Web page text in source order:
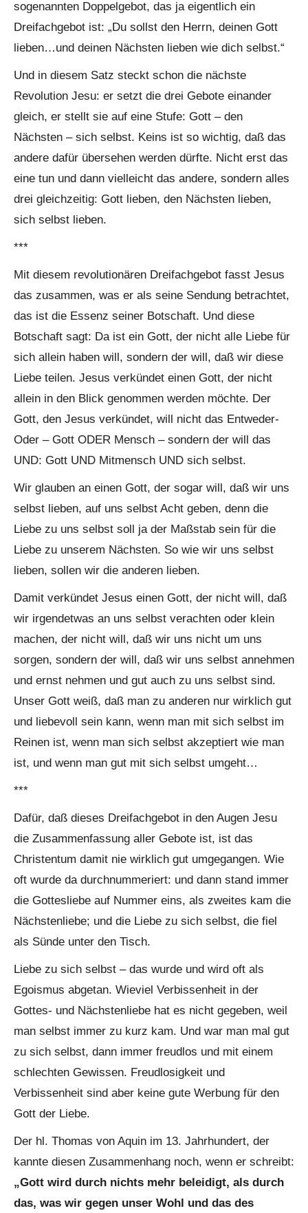
sogenannten Doppelgebot, das ja eigentlich ein
Dreifachgebot ist: „Du sollst den Herrn, deinen Gott
lieben…und deinen Nächsten lieben wie dich selbst.“
Und in diesem Satz steckt schon die nächste
Revolution Jesu: er setzt die drei Gebote einander
gleich, er stellt sie auf eine Stufe: Gott – den
Nächsten – sich selbst. Keins ist so wichtig, daß das
andere dafür übersehen werden dürfte. Nicht erst das
eine tun und dann vielleicht das andere, sondern alles
drei gleichzeitig: Gott lieben, den Nächsten lieben,
sich selbst lieben.
***
Mit diesem revolutionären Dreifachgebot fasst Jesus
das zusammen, was er als seine Sendung betrachtet,
das ist die Essenz seiner Botschaft. Und diese
Botschaft sagt: Da ist ein Gott, der nicht alle Liebe für
sich allein haben will, sondern der will, daß wir diese
Liebe teilen. Jesus verkündet einen Gott, der nicht
allein in den Blick genommen werden möchte. Der
Gott, den Jesus verkündet, will nicht das Entweder-
Oder – Gott ODER Mensch – sondern der will das
UND: Gott UND Mitmensch UND sich selbst.
Wir glauben an einen Gott, der sogar will, daß wir uns
selbst lieben, auf uns selbst Acht geben, denn die
Liebe zu uns selbst soll ja der Maßstab sein für die
Liebe zu unserem Nächsten. So wie wir uns selbst
lieben, sollen wir die anderen lieben.
Damit verkündet Jesus einen Gott, der nicht will, daß
wir irgendetwas an uns selbst verachten oder klein
machen, der nicht will, daß wir uns nicht um uns
sorgen, sondern der will, daß wir uns selbst annehmen
und ernst nehmen und gut auch zu uns selbst sind.
Unser Gott weiß, daß man zu anderen nur wirklich gut
und liebevoll sein kann, wenn man mit sich selbst im
Reinen ist, wenn man sich selbst akzeptiert wie man
ist, und wenn man gut mit sich selbst umgeht…
***
Dafür, daß dieses Dreifachgebot in den Augen Jesu
die Zusammenfassung aller Gebote ist, ist das
Christentum damit nie wirklich gut umgegangen. Wie
oft wurde da durchnummeriert: und dann stand immer
die Gottesliebe auf Nummer eins, als zweites kam die
Nächstenliebe; und die Liebe zu sich selbst, die fiel
als Sünde unter den Tisch.
Liebe zu sich selbst – das wurde und wird oft als
Egoismus abgetan. Wieviel Verbissenheit in der
Gottes- und Nächstenliebe hat es nicht gegeben, weil
man selbst immer zu kurz kam. Und war man mal gut
zu sich selbst, dann immer freudlos und mit einem
schlechten Gewissen. Freudlosigkeit und
Verbissenheit sind aber keine gute Werbung für den
Gott der Liebe.
Der hl. Thomas von Aquin im 13. Jahrhundert, der
kannte diesen Zusammenhang noch, wenn er schreibt:
„Gott wird durch nichts mehr beleidigt, als durch
das, was wir gegen unser Wohl und das des